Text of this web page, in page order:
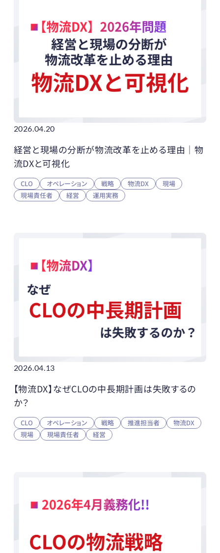
2026.04.20
経営と現場の分断が物流改革を止める理由｜物
流DXと可視化
CLO オペレーション 戦略 物流DX
現場
現場責任者
経営 運用実務
2026.04.13
【物流DX】なぜCLOの中長期計画は失敗するの
か？
CLO オペレーション 戦略 推進担当者
物流DX
現場
現場責任者 経営